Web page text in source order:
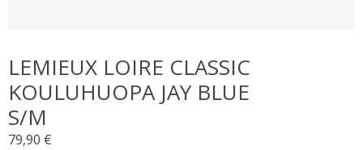
LEMIEUX LOIRE CLASSIC
KOULUHUOPA JAY BLUE
S/M
79,90 €